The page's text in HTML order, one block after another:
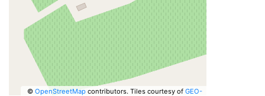
© OpenStreetMapcontributors. Tiles courtesy of GEO-